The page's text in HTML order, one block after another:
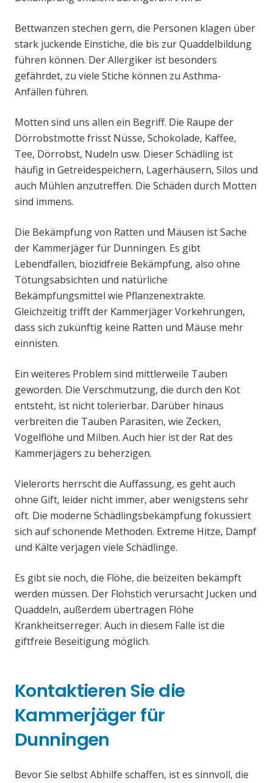
Bettwanzen stechen gern, die Personen klagen über
stark juckende Einstiche, die bis zur Quaddelbildung
führen können. Der Allergiker ist besonders
gefährdet, zu viele Stiche können zu Asthma-
Anfällen führen.
Motten sind uns allen ein Begriff. Die Raupe der
Dörrobstmotte frisst Nüsse, Schokolade, Kaffee,
Tee, Dörrobst, Nudeln usw. Dieser Schädling ist
häufig in Getreidespeichern, Lagerhäusern, Silos und
auch Mühlen anzutreffen. Die Schäden durch Motten
sind immens.
Die Bekämpfung von Ratten und Mäusen ist Sache
der Kammerjäger für Dunningen. Es gibt
Lebendfallen, biozidfreie Bekämpfung, also ohne
Tötungsabsichten und natürliche
Bekämpfungsmittel wie Pflanzenextrakte.
Gleichzeitig trifft der Kammerjäger Vorkehrungen,
dass sich zukünftig keine Ratten und Mäuse mehr
einnisten.
Ein weiteres Problem sind mittlerweile Tauben
geworden. Die Verschmutzung, die durch den Kot
entsteht, ist nicht tolerierbar. Darüber hinaus
verbreiten die Tauben Parasiten, wie Zecken,
Vogelflöhe und Milben. Auch hier ist der Rat des
Kammerjägers zu beherzigen.
Vielerorts herrscht die Auffassung, es geht auch
ohne Gift, leider nicht immer, aber wenigstens sehr
oft. Die moderne Schädlingsbekämpfung fokussiert
sich auf schonende Methoden. Extreme Hitze, Dampf
und Kälte verjagen viele Schädlinge.
Es gibt sie noch, die Flöhe, die beizeiten bekämpft
werden müssen. Der Flohstich verursacht Jucken und
Quaddeln, außerdem übertragen Flöhe
Krankheitserreger. Auch in diesem Falle ist die
giftfreie Beseitigung möglich.
Kontaktieren Sie die
Kammerjäger für
Dunningen
Bevor Sie selbst Abhilfe schaffen, ist es sinnvoll, die